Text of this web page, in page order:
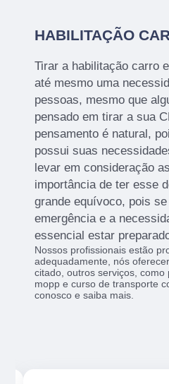
HABILITAÇÃO
Tirar a habilitação carro
até mesmo uma
pessoas, mesmo que
pensado em tirar a sua
pensamento é natural,
possui suas
levar em consideração
importância de ter esse
grande equívoco, pois
emergência e a
essencial estar
Nossos profissionais estão
adequadamente, nós
citado, outros serviços, como
mopp e curso de transporte
conosco e saiba mais.